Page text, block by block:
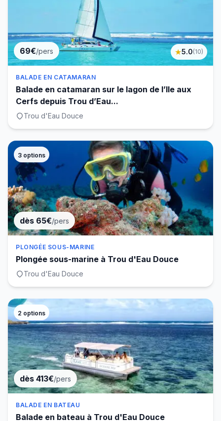
69€/pers ★5.0(10)
BALADE EN CATAMARAN
Balade en catamaran sur le lagon de l’Ile aux
Cerfs depuis Trou d’Eau...
Trou d'Eau Douce
3 options
dès 65€/pers
PLONGÉE SOUS-MARINE
Plongée sous-marine à Trou d'Eau Douce
Trou d'Eau Douce
2 options
dès 413€/pers
BALADE EN BATEAU
Balade en bateau à Trou d'Eau Douce